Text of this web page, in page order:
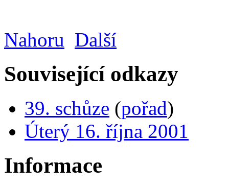
Nahoru Další
Související odkazy
39. schůze (pořad)
Úterý 16. října 2001
Informace